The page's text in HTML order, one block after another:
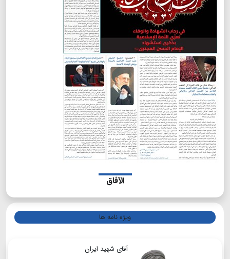
الآفاق
ویژه نامه ها
آقای شهید ایران